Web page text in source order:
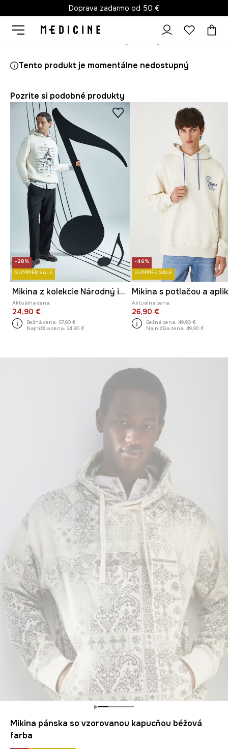
Doprava zadarmo od 50 €
Tento produkt je momentálne nedostupný
Pozrite si podobné produkty
-28%
SUMMER SALE
Mikina z kolekcie Národný inštitút Fryderyka Chopina x Medicine
Aktuálna cena:
24,90 €
Bežná cena: 57,90 €
Najnižšia cena: 34,90 €
-46%
SUMMER SALE
Aktuálna cena:
26,90 €
Bežná cena: 49,90 €
Najnižšia cena: 49,90 €
Mikina pánska so vzorovanou kapucňou béžová
farba